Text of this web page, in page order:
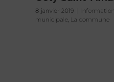
8 janvier 2019 | Information
municipale, La commune